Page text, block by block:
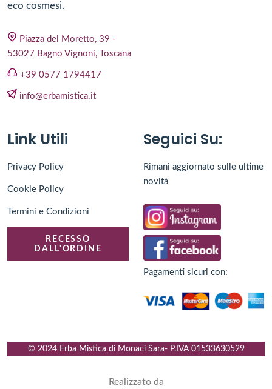
eco cosmesi.
Piazza del Moretto, 39 -
53027 Bagno Vignoni, Toscana
+39 0577 1794417
info@erbamistica.it
Link Utili
Privacy Policy
Cookie Policy
Termini e Condizioni
RECESSO
DALL'ORDINE
Seguici Su:
Rimani aggiornato sulle ultime
novità
Pagamenti sicuri con:
© 2024 Erba Mistica di Monaci Sara- P.IVA 01533630529
Realizzato da